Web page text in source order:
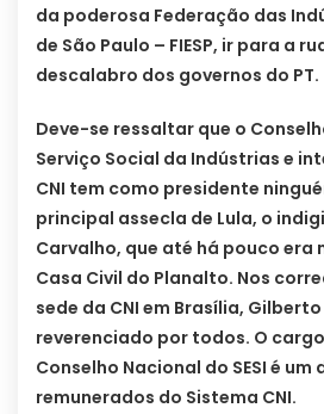
da poderosa Federação das
de São Paulo – FIESP, ir para a
descalabro dos governos do PT.
Deve-se ressaltar que o
Serviço Social da Indústrias e
CNI tem como presidente
principal assecla de Lula, o
Carvalho, que até há pouco era
Casa Civil do Planalto. Nos
sede da CNI em Brasília,
reverenciado por todos. O
Conselho Nacional do SESI é um
remunerados do Sistema CNI.